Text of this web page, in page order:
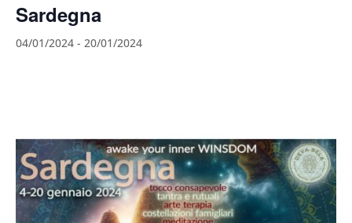
Sardegna
04/01/2024 - 20/01/2024